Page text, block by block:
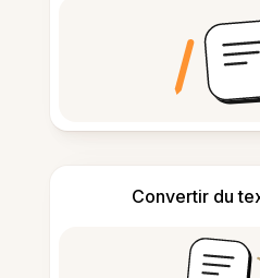
Convertir du